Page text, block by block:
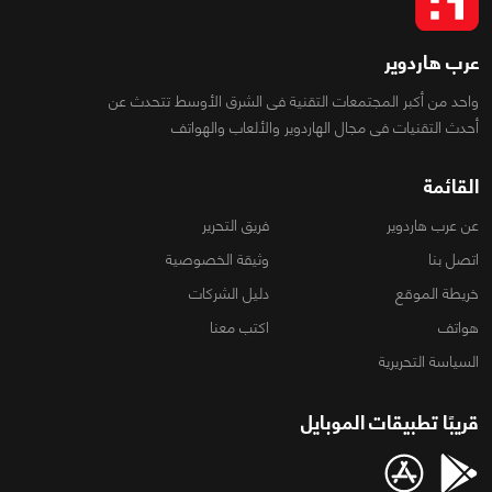
عرب هاردوير
واحد من أكبر المجتمعات التقنية فى الشرق الأوسط تتحدث عن
أحدث التقنيات فى مجال الهاردوير والألعاب والهواتف
القائمة
عن عرب هاردوير
فريق التحرير
اتصل بنا
وثيقة الخصوصية
خريطة الموقع
دليل الشركات
هواتف
اكتب معنا
السياسة التحريرية
قريبًا تطبيقات الموبايل